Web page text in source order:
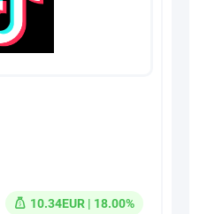
10.34EUR | 18.00%